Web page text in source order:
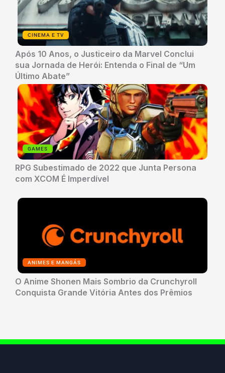
CINEMA E TV
Após 10 Anos, o Justiceiro da Marvel Conclui
sua Jornada de Herói: Entenda o Final de “Um
Último Abate”
GAMES
RPG Subestimado de 2022 que Junta Persona
com XCOM É Imperdível
ANIMES E MANGÁS
O Anime Shonen Mais Sombrio da Crunchyroll
Conquista Grande Vitória Antes dos Prêmios